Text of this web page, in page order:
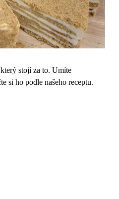
stojí za to. Umíte
si ho podle našeho receptu.